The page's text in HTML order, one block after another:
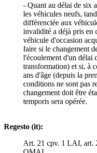
- Quant au délai de six
les véhicules neufs,
différenciée aux
invalidité a déjà pris en
véhicule d'occasion
faire si le changement
l'écoulement d'un délai
transformation) et si, à
ans d'âge (depuis la
conditions ne sont pas
changement doit être
temporis sera opérée.
Regesto (it):
Art. 21 cpv. 1 LAI, art.